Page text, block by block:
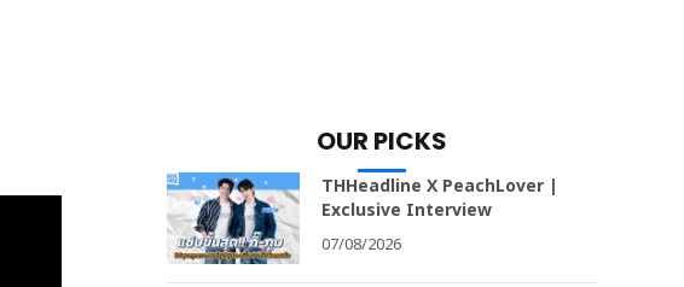
OUR PICKS
THHeadline X PeachLover |
Exclusive Interview
07/08/2026